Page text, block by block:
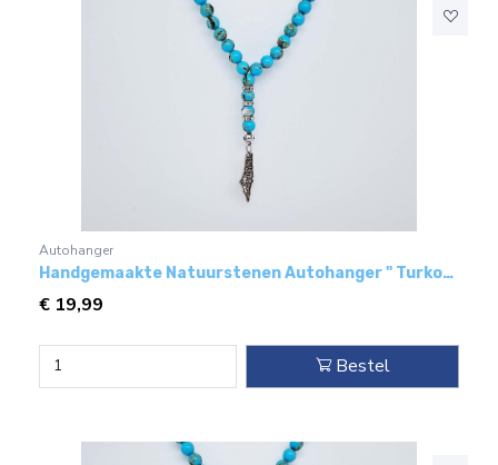
Autohanger
Handgemaakte Natuurstenen Autohanger " Turkoois bakeliet"- Met metaal hanger - "Palestina"
€ 19,99
Bestel